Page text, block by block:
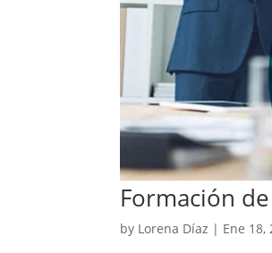
Formación
by Lorena Díaz | Ene 18,